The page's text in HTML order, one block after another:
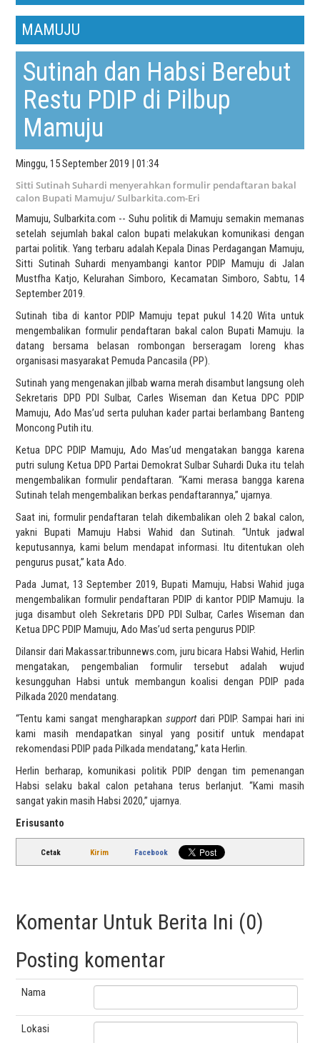
MAMUJU
Sutinah dan Habsi Berebut
Restu PDIP di Pilbup
Mamuju
Minggu, 15 September 2019 | 01:34
Sitti Sutinah Suhardi menyerahkan formulir pendaftaran bakal
calon Bupati Mamuju/ Sulbarkita.com-Eri
Mamuju, Sulbarkita.com -- Suhu politik di Mamuju semakin memanas
setelah sejumlah bakal calon bupati melakukan komunikasi dengan
partai politik. Yang terbaru adalah Kepala Dinas Perdagangan Mamuju,
Sitti Sutinah Suhardi menyambangi kantor PDIP Mamuju di Jalan
Mustfha Katjo, Kelurahan Simboro, Kecamatan Simboro, Sabtu, 14
September 2019.
Sutinah tiba di kantor PDIP Mamuju tepat pukul 14.20 Wita untuk
mengembalikan formulir pendaftaran bakal calon Bupati Mamuju. Ia
datang bersama belasan rombongan berseragam loreng khas
organisasi masyarakat Pemuda Pancasila (PP).
Sutinah yang mengenakan jilbab warna merah disambut langsung oleh
Sekretaris DPD PDI Sulbar, Carles Wiseman dan Ketua DPC PDIP
Mamuju, Ado Mas’ud serta puluhan kader partai berlambang Banteng
Moncong Putih itu.
Ketua DPC PDIP Mamuju, Ado Mas’ud mengatakan bangga karena
putri sulung Ketua DPD Partai Demokrat Sulbar Suhardi Duka itu telah
mengembalikan formulir pendaftaran. “Kami merasa bangga karena
Sutinah telah mengembalikan berkas pendaftarannya,” ujarnya.
Saat ini, formulir pendaftaran telah dikembalikan oleh 2 bakal calon,
yakni Bupati Mamuju Habsi Wahid dan Sutinah. “Untuk jadwal
keputusannya, kami belum mendapat informasi. Itu ditentukan oleh
pengurus pusat,” kata Ado.
Pada Jumat, 13 September 2019, Bupati Mamuju, Habsi Wahid juga
mengembalikan formulir pendaftaran PDIP di kantor PDIP Mamuju. Ia
juga disambut oleh Sekretaris DPD PDI Sulbar, Carles Wiseman dan
Ketua DPC PDIP Mamuju, Ado Mas’ud serta pengurus PDIP.
Dilansir dari Makassar.tribunnews.com, juru bicara Habsi Wahid, Herlin
mengatakan, pengembalian formulir tersebut adalah wujud
kesungguhan Habsi untuk membangun koalisi dengan PDIP pada
Pilkada 2020 mendatang.
“Tentu kami sangat mengharapkansupport dari PDIP. Sampai hari ini
kami masih mendapatkan sinyal yang positif untuk mendapat
rekomendasi PDIP pada Pilkada mendatang,” kata Herlin.
Herlin berharap, komunikasi politik PDIP dengan tim pemenangan
Habsi selaku bakal calon petahana terus berlanjut. “Kami masih
sangat yakin masih Habsi 2020,” ujarnya.
Erisusanto
Cetak Kirim Facebook
Komentar Untuk Berita Ini (0)
Posting komentar
Nama
Lokasi